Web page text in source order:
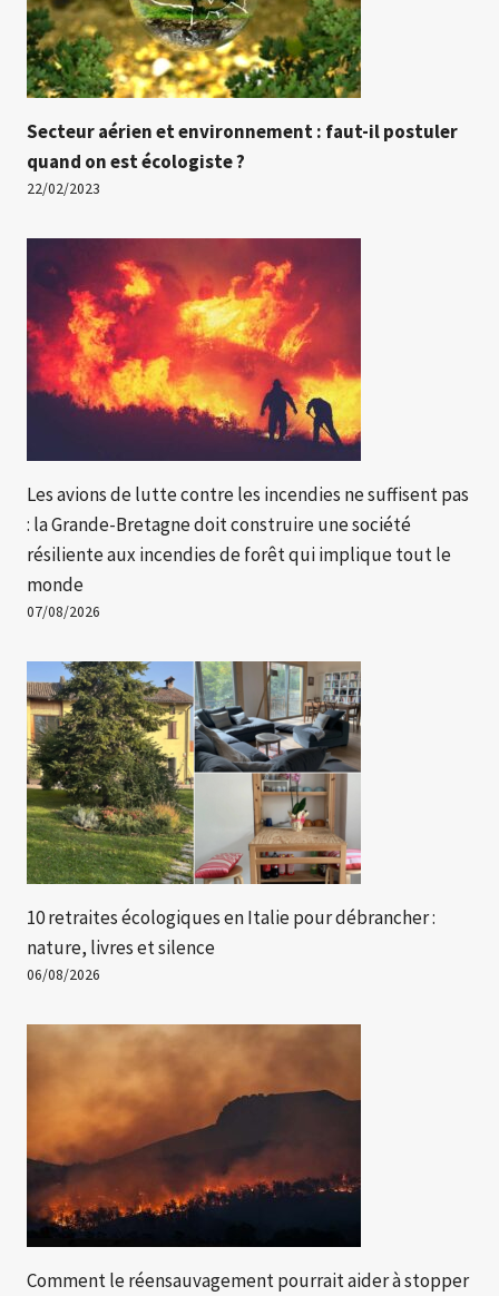
Secteur aérien et environnement : faut-il postuler
quand on est écologiste ?
22/02/2023
Les avions de lutte contre les incendies ne suffisent pas
: la Grande-Bretagne doit construire une société
résiliente aux incendies de forêt qui implique tout le
monde
07/08/2026
10 retraites écologiques en Italie pour débrancher :
nature, livres et silence
06/08/2026
Comment le réensauvagement pourrait aider à stopper